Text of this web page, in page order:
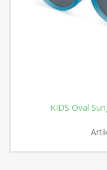
KIDS Oval